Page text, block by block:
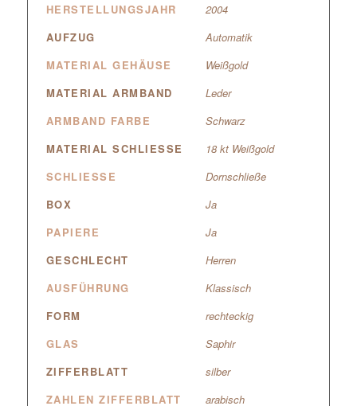
HERSTELLUNGSJAHR
2004
AUFZUG
Automatik
MATERIAL GEHÄUSE
Weißgold
MATERIAL ARMBAND
Leder
ARMBAND FARBE
Schwarz
MATERIAL SCHLIESSE
18 kt Weißgold
SCHLIESSE
Dornschließe
BOX
Ja
PAPIERE
Ja
GESCHLECHT
Herren
AUSFÜHRUNG
Klassisch
FORM
rechteckig
GLAS
Saphir
ZIFFERBLATT
silber
ZAHLEN ZIFFERBLATT
arabisch